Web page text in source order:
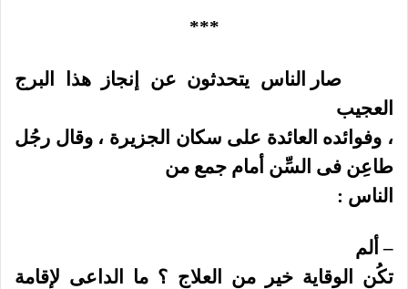
***
صار الناس يتحدثون عن إنجاز هذا البرج
العجيب
، وفوائده العائدة على سكان الجزيرة ، وقال رجُل
طاعِن فى السِّن أمام جمع من
الناس :
– ألم
تكُن الوقاية خير من العلاج ؟ ما الداعى لإقامة